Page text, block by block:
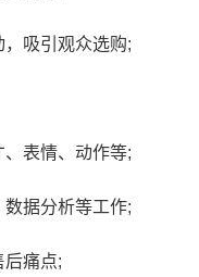
，吸引观众选购;
表情、动作等;
数据分析等工作;
后痛点;